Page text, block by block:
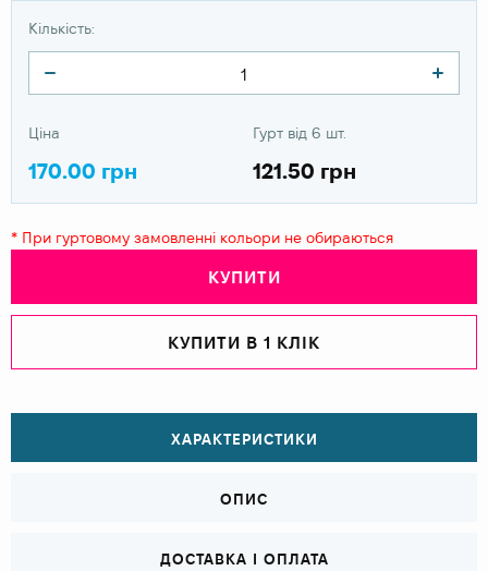
Кількість:
Ціна
170.00 грн
Гурт від 6 шт.
121.50 грн
* При гуртовому замовленні кольори не обираються
КУПИТИ
КУПИТИ В 1 КЛІК
ХАРАКТЕРИСТИКИ
ОПИС
ДОСТАВКА І ОПЛАТА